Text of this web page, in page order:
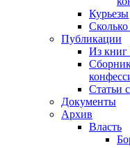
Курьезы
Публикации
Из
Статьи
Документы
Архив
Власть